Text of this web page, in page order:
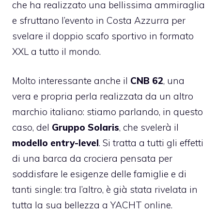
che ha realizzato una bellissima ammiraglia
e sfruttano l’evento in Costa Azzurra per
svelare il doppio scafo sportivo in formato
XXL a tutto il mondo.
Molto interessante anche il CNB 62, una
vera e propria perla realizzata da un altro
marchio italiano: stiamo parlando, in questo
caso, del Gruppo Solaris, che svelerà il
modello entry-level. Si tratta a tutti gli effetti
di una barca da crociera pensata per
soddisfare le esigenze delle famiglie e di
tanti single: tra l’altro, è già stata rivelata in
tutta la sua bellezza a YACHT online.